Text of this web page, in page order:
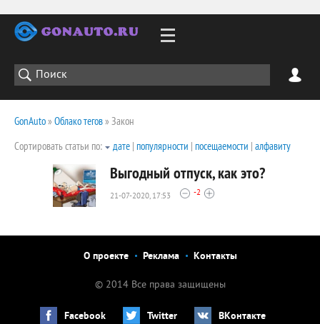
GonAuto» Облако тегов» Закон
Сортировать статьи по:
дате | популярности | посещаемости | алфавиту
Выгодный отпуск, как это?
21-07-2020, 17:53 -2
О проекте Реклама Контакты
© 2014 Все права защищены
Facebook Twitter ВКонтакте